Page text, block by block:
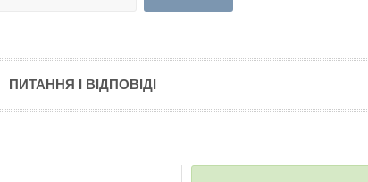
ПИТАННЯ І ВІДПОВІДІ